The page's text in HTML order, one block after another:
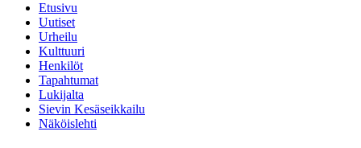
Etusivu
Uutiset
Urheilu
Kulttuuri
Henkilöt
Tapahtumat
Lukijalta
Sievin Kesäseikkailu
Näköislehti